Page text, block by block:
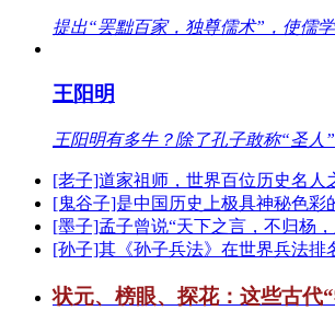
提出“罢黜百家，独尊儒术”，使儒
王阳明
王阳明有多牛？除了孔子敢称“圣人
[老子]道家祖师，世界百位历史名人
[鬼谷子]是中国历史上极具神秘色彩
[墨子]孟子曾说“天下之言，不归杨
[孙子]其《孙子兵法》在世界兵法排
状元、榜眼、探花：这些古代